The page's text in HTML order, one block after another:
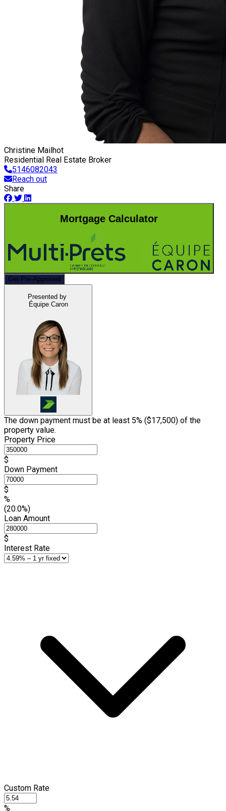
Christine Mailhot
Residential Real Estate Broker
5146082043
Reach out
Share
Mortgage Calculator
Get Pre-Approved
Presented by
Équipe Caron
The down payment must be at least 5% ($17,500) of the
property value.
Property Price
$
Down Payment
$
%
(20.0%)
Loan Amount
$
Interest Rate
Custom Rate
%